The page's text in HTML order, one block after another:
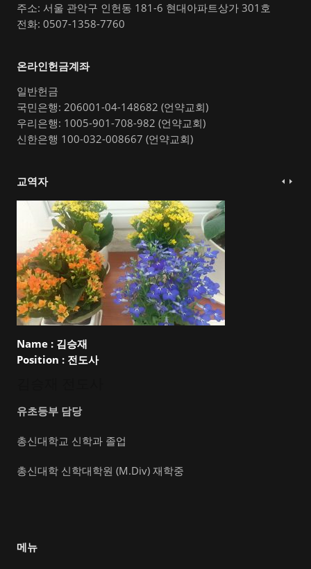
주소: 서울 관악구 인헌동 181-6 현대아파트상가 301호
전화: 0507-1358-7760
온라인헌금계좌
일반헌금
국민은행: 206001-04-148682 (언약교회)
우리은행: 1005-901-708-982 (언약교회)
신한은행 100-032-008667 (언약교회)
교역자
Name : 김승재
Position : 전도사
유초등부 담당
총신대학교 신학과 졸업
총신대학 신학대학원 (M.Div) 재학중
메뉴